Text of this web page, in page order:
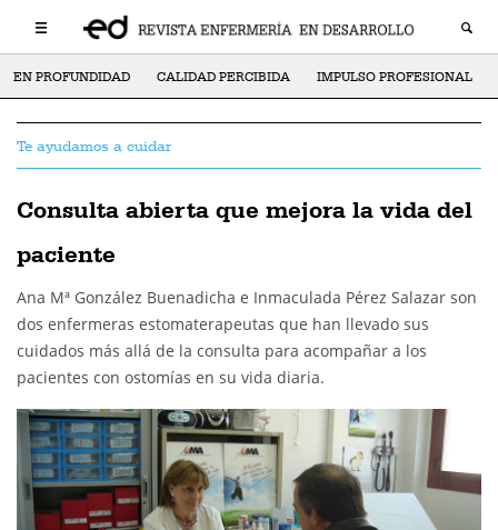
EN PROFUNDIDAD CALIDAD PERCIBIDA IMPULSO PROFESIONAL
Te ayudamos a cuidar
Consulta abierta que mejora la vida del
paciente
Ana Mª González Buenadicha e Inmaculada Pérez Salazar son
dos enfermeras estomaterapeutas que han llevado sus
cuidados más allá de la consulta para acompañar a los
pacientes con ostomías en su vida diaria.